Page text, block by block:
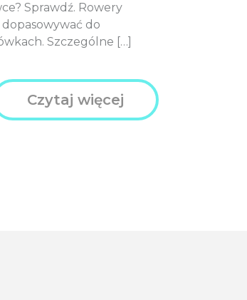
Sprawdź. Rowery
do
Szczególne […]
Czytaj więcej